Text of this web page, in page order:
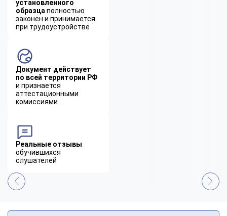
установленного
образца полностью
законен и принимается
при трудоустройстве
Документ действует
по всей территории РФ
и признается
аттестационными
комиссиями
Реальные отзывы
обучившихся
слушателей